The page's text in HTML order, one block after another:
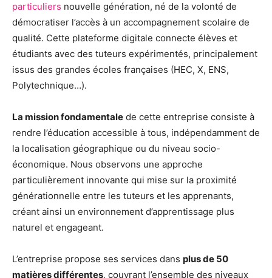
particuliers nouvelle génération, né de la volonté de
démocratiser l’accès à un accompagnement scolaire de
qualité. Cette plateforme digitale connecte élèves et
étudiants avec des tuteurs expérimentés, principalement
issus des grandes écoles françaises (HEC, X, ENS,
Polytechnique…).
La mission fondamentale de cette entreprise consiste à
rendre l’éducation accessible à tous, indépendamment de
la localisation géographique ou du niveau socio-
économique. Nous observons une approche
particulièrement innovante qui mise sur la proximité
générationnelle entre les tuteurs et les apprenants,
créant ainsi un environnement d’apprentissage plus
naturel et engageant.
L’entreprise propose ses services dans plus de 50
matières différentes, couvrant l’ensemble des niveaux